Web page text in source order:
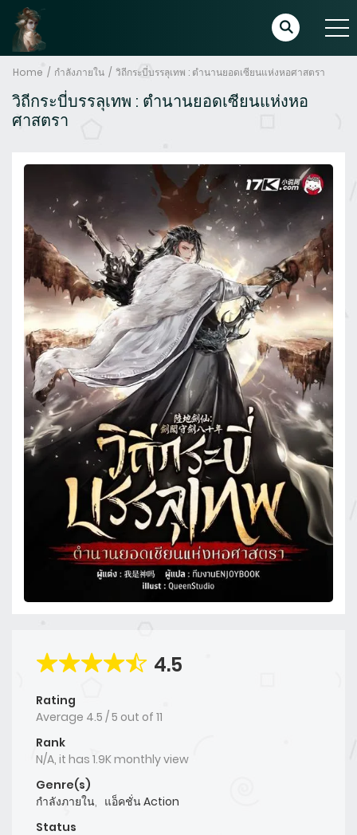
Home กำลังภายใน วิถีกระบี่บรรลุเทพ : ตำนานยอดเซียนแห่งหอศาสตรา
วิถีกระบี่บรรลุเทพ : ตำนานยอดเซียนแห่งหอ
ศาสตรา
4.5
Rating
Average 4.5 /5 out of 11
Rank
N/A, it has 1.9K monthly view
Genre(s)
กำลังภายใน, แอ็คชั่น Action
Status